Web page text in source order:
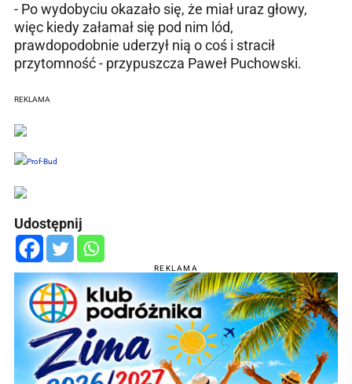
- Po wydobyciu okazało się, że miał uraz głowy,
więc kiedy załamał się pod nim lód,
prawdopodobnie uderzył nią o coś i stracił
przytomność - przypuszcza Paweł Puchowski.
REKLAMA
Udostępnij
REKLAMA